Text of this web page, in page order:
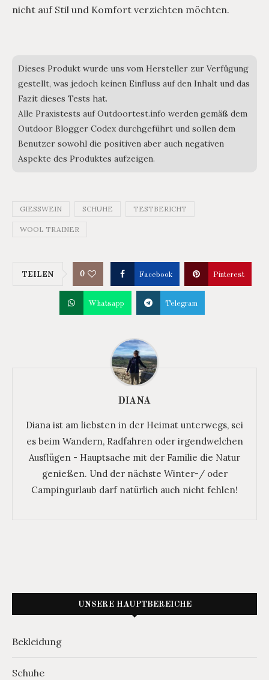
nicht auf Stil und Komfort verzichten möchten.
Dieses Produkt wurde uns vom Hersteller zur Verfügung
gestellt, was jedoch keinen Einfluss auf den Inhalt und das
Fazit dieses Tests hat.
Alle Praxistests auf Outdoortest.info werden gemäß dem
Outdoor Blogger Codex durchgeführt und sollen dem
Benutzer sowohl die positiven aber auch negativen
Aspekte des Produktes aufzeigen.
GIESSWEIN SCHUHE TESTBERICHT
WOOL TRAINER
TEILEN 0 Facebook Pinterest
Whatsapp Telegram
DIANA
Diana ist am liebsten in der Heimat unterwegs, sei
es beim Wandern, Radfahren oder irgendwelchen
Ausflügen - Hauptsache mit der Familie die Natur
genießen. Und der nächste Winter-/ oder
Campingurlaub darf natürlich auch nicht fehlen!
UNSERE HAUPTBEREICHE
Bekleidung
Schuhe